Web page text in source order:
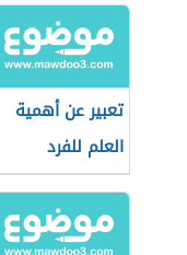
تعبير عن أهمية
العلم للفرد
والمجتمع